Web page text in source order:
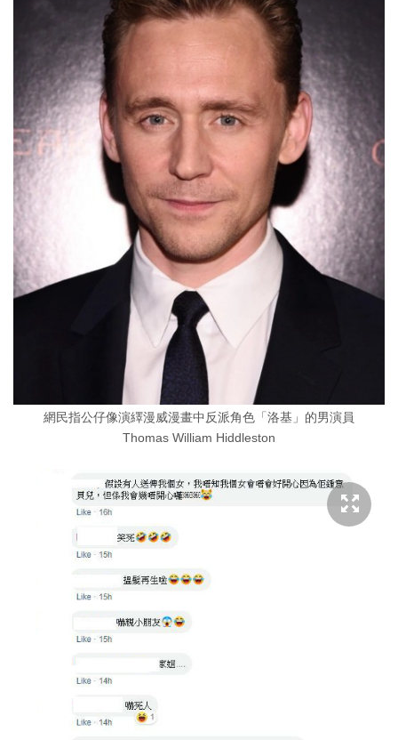
網民指公仔像演繹漫威漫畫中反派角色「洛基」的男演員
Thomas William Hiddleston